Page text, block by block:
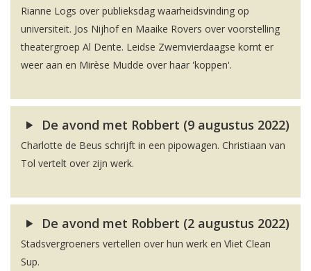
Rianne Logs over publieksdag waarheidsvinding op
universiteit. Jos Nijhof en Maaike Rovers over voorstelling
theatergroep Al Dente. Leidse Zwemvierdaagse komt er
weer aan en Mirèse Mudde over haar 'koppen'.
De avond met Robbert (9 augustus 2022)
Charlotte de Beus schrijft in een pipowagen. Christiaan van
Tol vertelt over zijn werk.
De avond met Robbert (2 augustus 2022)
Stadsvergroeners vertellen over hun werk en Vliet Clean
Sup.